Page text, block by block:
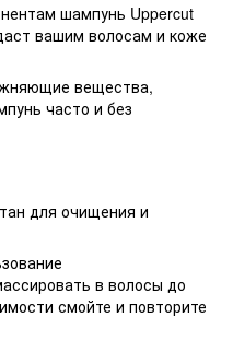
шампунь Uppercut
вашим волосам и коже
вещества,
часто и без
для очищения и
в волосы до
смойте и повторите